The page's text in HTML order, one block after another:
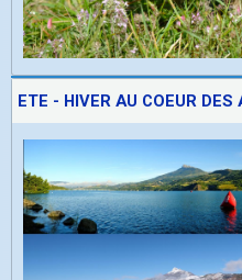
ETE - HIVER AU COEUR